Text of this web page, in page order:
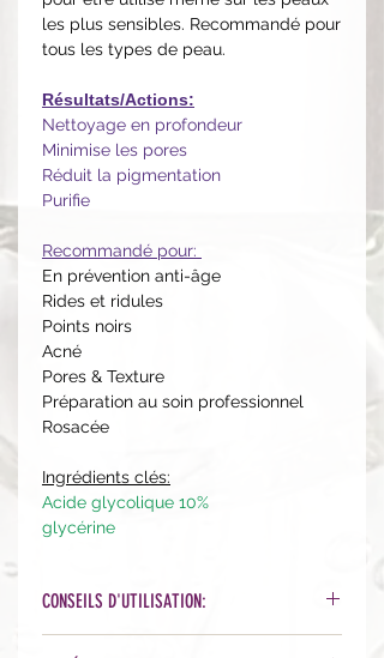
les plus sensibles. Recommandé pour
tous les types de peau.
Résultats/Actions:
Nettoyage en profondeur
Minimise les pores
Réduit la pigmentation
Purifie
Recommandé pour:
En prévention anti-âge
Rides et ridules
Points noirs
Acné
Pores & Texture
Préparation au soin professionnel
Rosacée
Ingrédients clés:
Acide glycolique 10%
glycérine
CONSEILS D'UTILISATION: